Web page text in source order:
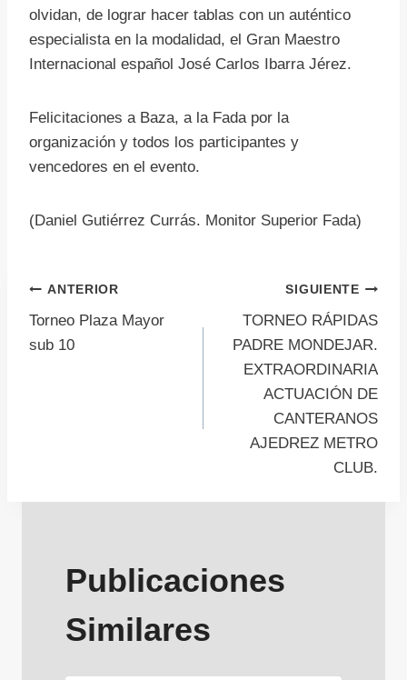
olvidan, de lograr hacer tablas con un auténtico
especialista en la modalidad, el Gran Maestro
Internacional español José Carlos Ibarra Jérez.
Felicitaciones a Baza, a la Fada por la
organización y todos los participantes y
vencedores en el evento.
(Daniel Gutiérrez Currás. Monitor Superior Fada)
Navegación
de
ANTERIOR
Torneo Plaza Mayor
sub 10
SIGUIENTE
TORNEO RÁPIDAS
PADRE MONDEJAR.
EXTRAORDINARIA
ACTUACIÓN DE
CANTERANOS
AJEDREZ METRO
CLUB.
Publicaciones
Similares